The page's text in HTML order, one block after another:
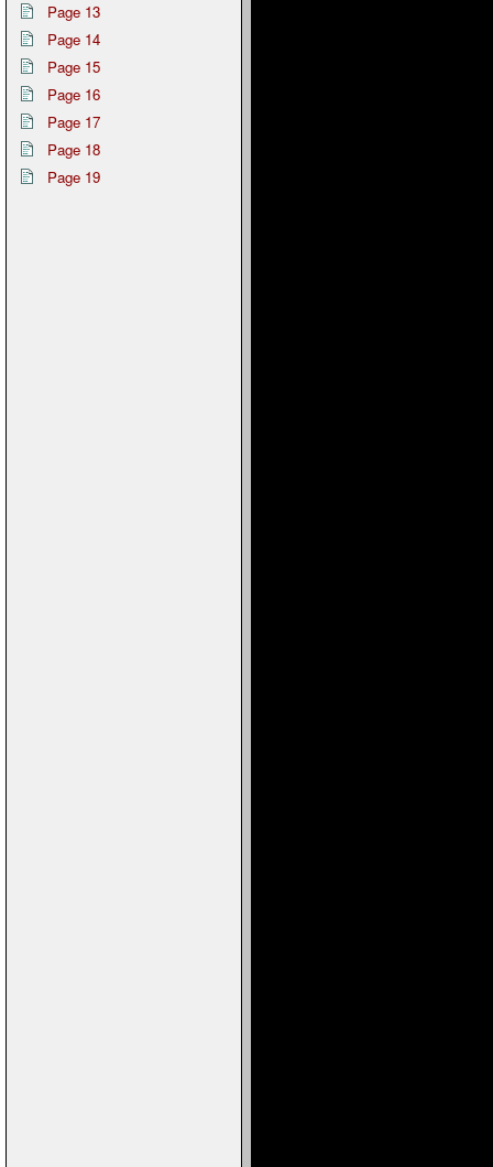
Page 13
Page 14
Page 15
Page 16
Page 17
Page 18
Page 19